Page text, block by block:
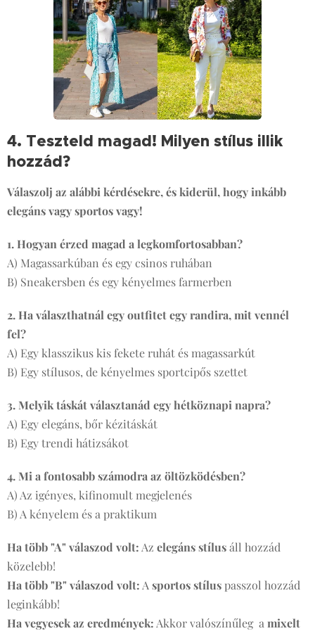
4. Teszteld magad! Milyen stílus illik
hozzád?
Válaszolj az alábbi kérdésekre, és kiderül, hogy inkább
elegáns vagy sportos vagy!
1. Hogyan érzed magad a legkomfortosabban?
A) Magassarkúban és egy csinos ruhában
B) Sneakersben és egy kényelmes farmerben
2. Ha választhatnál egy outfitet egy randira, mit vennél
fel?
A) Egy klasszikus kis fekete ruhát és magassarkút
B) Egy stílusos, de kényelmes sportcipős szettet
3. Melyik táskát választanád egy hétköznapi napra?
A) Egy elegáns, bőr kézitáskát
B) Egy trendi hátizsákot
4. Mi a fontosabb számodra az öltözködésben?
A) Az igényes, kifinomult megjelenés
B) A kényelem és a praktikum
Ha több "A" válaszod volt: Az elegáns stílusáll hozzád
közelebb!
Ha több "B" válaszod volt: A sportos stílus passzol hozzád
leginkább!
Ha vegyesek az eredmények: Akkor valószínűleg a mixelt